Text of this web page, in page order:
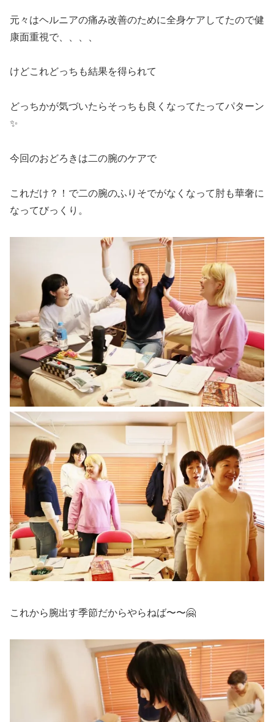
元々はヘルニアの痛み改善のために全身ケアしてたので健
康面重視で、、、、
けどこれどっちも結果を得られて
どっちかが気づいたらそっちも良くなってたってパターン
✨
今回のおどろきは二の腕のケアで
これだけ？！で二の腕のふりそでがなくなって肘も華奢に
なってびっくり。
これから腕出す季節だからやらねば〜〜🤗